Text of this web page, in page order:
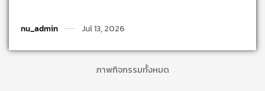
nu_admin Jul 13, 2026
ภาพกิจกรรมทั้งหมด